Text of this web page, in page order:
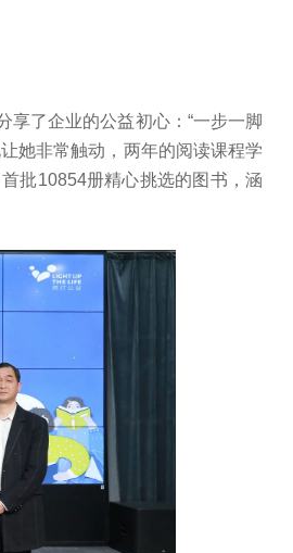
享了企业的公益初心：“一步一脚
她非常触动，两年的阅读课程学
批10854册精心挑选的图书，涵